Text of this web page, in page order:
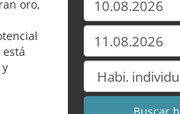
oro,